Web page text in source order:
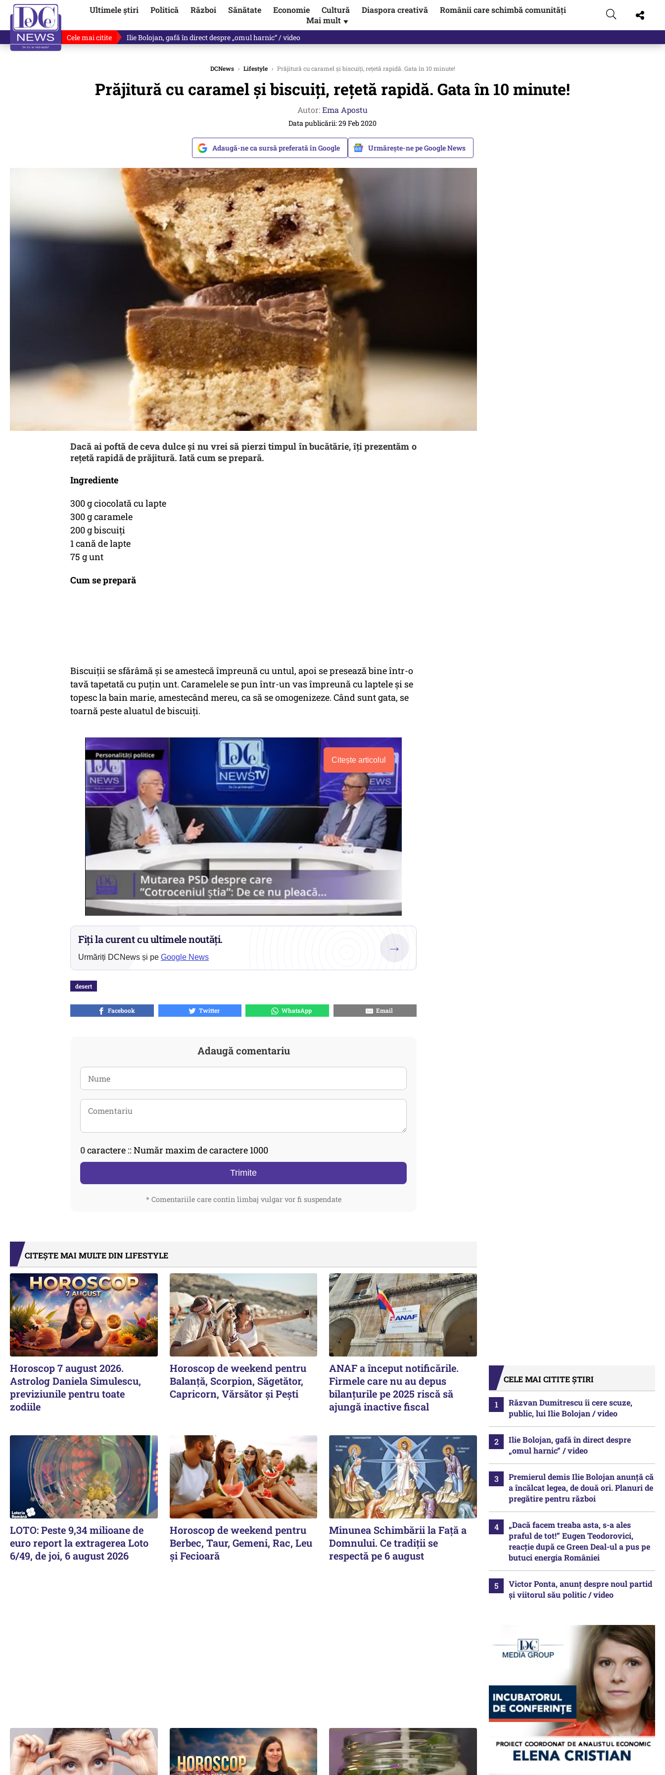
Ultimele știri Politică Război Sănătate Economie Cultură Diaspora creativă
Românii care schimbă comunități
Mai mult ▼
Cele mai citite Premierul demis Ilie Bolojan anunță că a încălcat legea, de două ori. Planuri de pregătire pentru război
DCNews › Lifestyle › Prăjitură cu caramel și biscuiți, rețetă rapidă. Gata în 10 minute!
Prăjitură cu caramel și biscuiți, rețetă rapidă. Gata în 10 minute!
Autor:Ema Apostu
Data publicării: 29 Feb 2020
Adaugă-ne ca sursă preferată în Google Urmărește-ne pe Google News
Dacă ai poftă de ceva dulce și nu vrei să pierzi timpul în bucătărie, îți prezentăm o
rețetă rapidă de prăjitură. Iată cum se prepară.
Ingrediente
300 g ciocolată cu lapte
300 g caramele
200 g biscuiţi
1 cană de lapte
75 g unt
Cum se prepară
Biscuiții se sfărâmă și se amestecă împreună cu untul, apoi se presează bine într-o
tavă tapetată cu puțin unt. Caramelele se pun într-un vas împreună cu laptele și se
topesc la bain marie, amestecând mereu, ca să se omogenizeze. Când sunt gata, se
toarnă peste aluatul de biscuiți.
Citește articolul
Fiți la curent cu ultimele noutăți.
Urmăriți DCNews și pe Google News
→
desert
Facebook Twitter WhatsApp Email
Adaugă comentariu
0caractere :: Număr maxim de caractere 1000
Trimite
* Comentariile care contin limbaj vulgar vor fi suspendate
CITEȘTE MAI MULTE DIN LIFESTYLE
Horoscop 7 august 2026.
Astrolog Daniela Simulescu,
previziunile pentru toate
zodiile
Horoscop de weekend pentru
Balanță, Scorpion, Săgetător,
Capricorn, Vărsător și Pești
ANAF a început notificările.
Firmele care nu au depus
bilanțurile pe 2025 riscă să
ajungă inactive fiscal
LOTO: Peste 9,34 milioane de
euro report la extragerea Loto
6/49, de joi, 6 august 2026
Horoscop de weekend pentru
Berbec, Taur, Gemeni, Rac, Leu
și Fecioară
Minunea Schimbării la Față a
Domnului. Ce tradiții se
respectă pe 6 august
CELE MAI CITITE ȘTIRI
Răzvan Dumitrescu îi cere scuze,
public, lui Ilie Bolojan / video
Ilie Bolojan, gafă în direct despre
„omul harnic“ / video
Premierul demis Ilie Bolojan anunță că
a încălcat legea, de două ori. Planuri de
pregătire pentru război
„Dacă facem treaba asta, s-a ales
praful de tot!” Eugen Teodorovici,
reacție după ce Green Deal-ul a pus pe
butuci energia României
Victor Ponta, anunț despre noul partid
și viitorul său politic / video